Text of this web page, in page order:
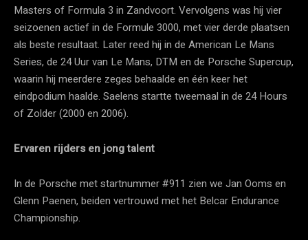
Masters of Formula 3 in Zandvoort. Vervolgens was hij vier
seizoenen actief in de Formule 3000, met vier derde plaatsen
als beste resultaat. Later reed hij in de American Le Mans
Series, de 24 Uur van Le Mans, DTM en de Porsche Supercup,
waarin hij meerdere zeges behaalde en één keer het
eindpodium haalde. Saelens startte tweemaal in de 24 Hours
of Zolder (2000 en 2006).
Ervaren rijders en jong talent
In de Porsche met startnummer #911 zien we Jan Ooms en
Glenn Paenen, beiden vertrouwd met het Belcar Endurance
Championship.